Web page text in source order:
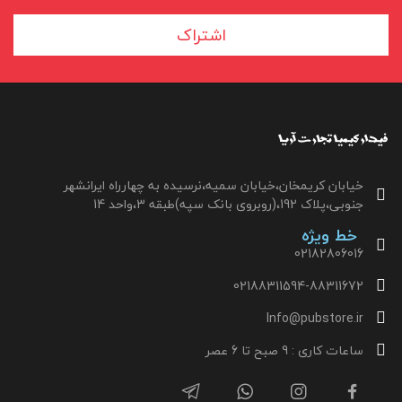
اشتراک
خیابان کریمخان،خیابان سمیه،نرسیده به چهارراه ایرانشهر
جنوبی،پلاک 192،(روبروی بانک سپه)طبقه 3،واحد 14
خط ویژه
02182806016
02188311594-88311672
Info@pubstore.ir
ساعات کاری : 9 صبح تا 6 عصر